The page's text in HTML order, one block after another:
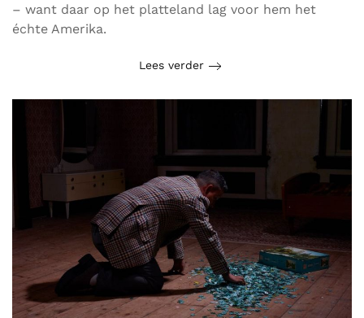
– want daar op het platteland lag voor hem het
échte Amerika.
Lees verder